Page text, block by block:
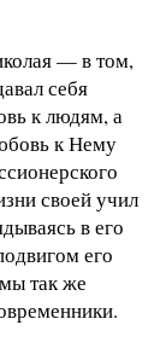
— в том,
себя
к людям, а
к Нему
своей учил
в его
его
так же